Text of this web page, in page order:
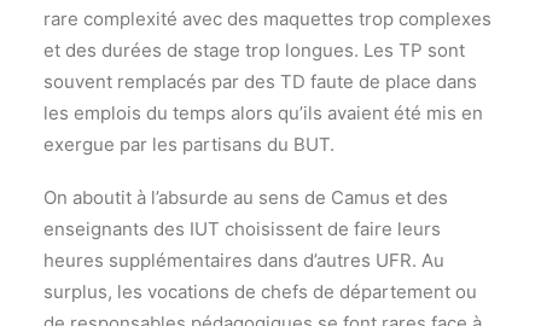
rare complexité avec des maquettes trop complexes
et des durées de stage trop longues. Les TP sont
souvent remplacés par des TD faute de place dans
les emplois du temps alors qu’ils avaient été mis en
exergue par les partisans du BUT.
On aboutit à l’absurde au sens de Camus et des
enseignants des IUT choisissent de faire leurs
heures supplémentaires dans d’autres UFR. Au
surplus, les vocations de chefs de département ou